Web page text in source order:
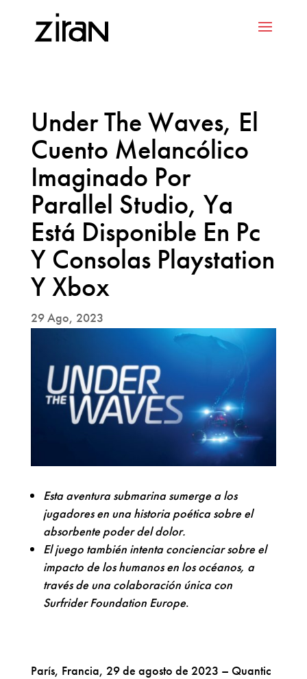
Under The Waves, El
Cuento Melancólico
Imaginado Por
Parallel Studio, Ya
Está Disponible En Pc
Y Consolas Playstation
Y Xbox
29 Ago, 2023
Esta aventura submarina sumerge a los
jugadores en una historia poética sobre el
absorbente poder del dolor.
El juego también intenta concienciar sobre el
impacto de los humanos en los océanos, a
través de una colaboración única con
Surfrider Foundation Europe.
París, Francia, 29 de agosto de 2023 – Quantic